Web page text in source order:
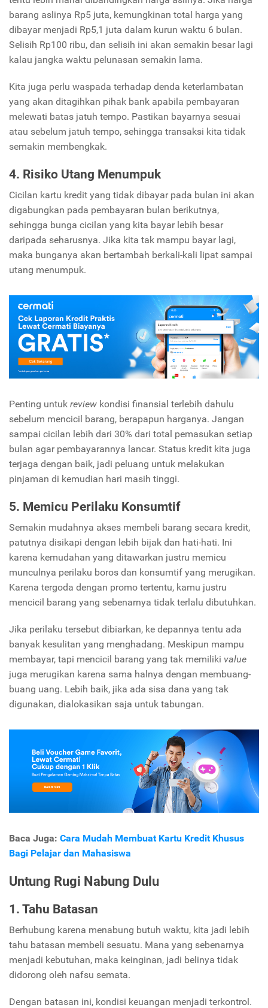
barang aslinya Rp5 juta, kemungkinan total harga yang
dibayar menjadi Rp5,1 juta dalam kurun waktu 6 bulan.
Selisih Rp100 ribu, dan selisih ini akan semakin besar lagi
kalau jangka waktu pelunasan semakin lama.
Kita juga perlu waspada terhadap denda keterlambatan
yang akan ditagihkan pihak bank apabila pembayaran
melewati batas jatuh tempo. Pastikan bayarnya sesuai
atau sebelum jatuh tempo, sehingga transaksi kita tidak
semakin membengkak.
4. Risiko Utang Menumpuk
Cicilan kartu kredit yang tidak dibayar pada bulan ini akan
digabungkan pada pembayaran bulan berikutnya,
sehingga bunga cicilan yang kita bayar lebih besar
daripada seharusnya. Jika kita tak mampu bayar lagi,
maka bunganya akan bertambah berkali-kali lipat sampai
utang menumpuk.
Penting untuk review kondisi finansial terlebih dahulu
sebelum mencicil barang, berapapun harganya. Jangan
sampai cicilan lebih dari 30% dari total pemasukan setiap
bulan agar pembayarannya lancar. Status kredit kita juga
terjaga dengan baik, jadi peluang untuk melakukan
pinjaman di kemudian hari masih tinggi.
5. Memicu Perilaku Konsumtif
Semakin mudahnya akses membeli barang secara kredit,
patutnya disikapi dengan lebih bijak dan hati-hati. Ini
karena kemudahan yang ditawarkan justru memicu
munculnya perilaku boros dan konsumtif yang merugikan.
Karena tergoda dengan promo tertentu, kamu justru
mencicil barang yang sebenarnya tidak terlalu dibutuhkan.
Jika perilaku tersebut dibiarkan, ke depannya tentu ada
banyak kesulitan yang menghadang. Meskipun mampu
membayar, tapi mencicil barang yang tak memiliki value
juga merugikan karena sama halnya dengan membuang-
buang uang. Lebih baik, jika ada sisa dana yang tak
digunakan, dialokasikan saja untuk tabungan.
Baca Juga: Cara Mudah Membuat Kartu Kredit Khusus
Bagi Pelajar dan Mahasiswa
Untung Rugi Nabung Dulu
1. Tahu Batasan
Berhubung karena menabung butuh waktu, kita jadi lebih
tahu batasan membeli sesuatu. Mana yang sebenarnya
menjadi kebutuhan, maka keinginan, jadi belinya tidak
didorong oleh nafsu semata.
Dengan batasan ini, kondisi keuangan menjadi terkontrol.